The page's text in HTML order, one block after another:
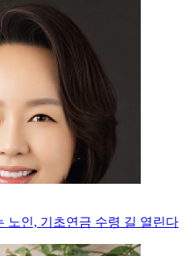
노인, 기초연금 수령 길 열린다